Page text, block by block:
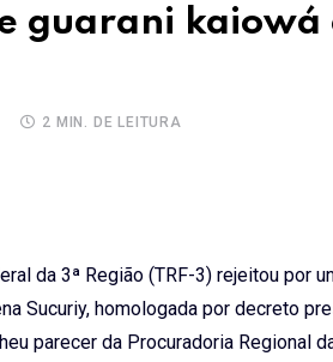
guarani
2 MIN. DE LEITURA
da 3ª Região (TRF-3) rejeitou por
Sucuriy, homologada por decreto
parecer da Procuradoria Regional